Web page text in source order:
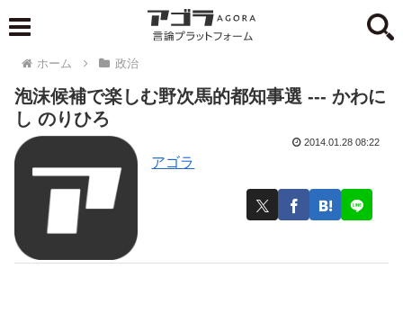
ホーム 政治
泡沫候補で楽しむ野次馬的都知事選 --- かわに
し のりひろ
アゴラ
2014.01.28 08:22